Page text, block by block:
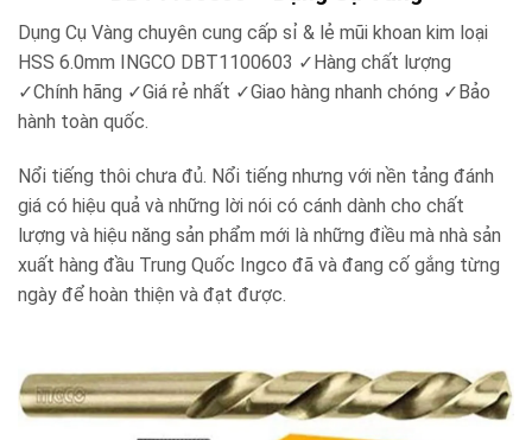
Dụng Cụ Vàng chuyên cung cấp sỉ & lẻ mũi khoan kim loại
HSS 6.0mm INGCO DBT1100603 ✓ Hàng chất lượng
✓Chính hãng ✓Giá rẻ nhất ✓Giao hàng nhanh chóng ✓ Bảo
hành toàn quốc.
Nổi tiếng thôi chưa đủ. Nổi tiếng nhưng với nền tảng đánh
giá có hiệu quả và những lời nói có cánh dành cho chất
lượng và hiệu năng sản phẩm mới là những điều mà nhà sản
xuất hàng đầu Trung Quốc Ingco đã và đang cố gắng từng
ngày để hoàn thiện và đạt được.